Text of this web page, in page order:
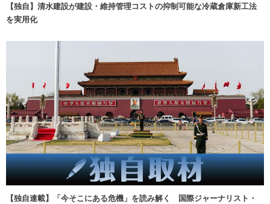
【独自】清水建設が建設・維持管理コストの抑制可能な冷蔵倉庫新工法
を実用化
【独自連載】「今そこにある危機」を読み解く 国際ジャーナリスト・